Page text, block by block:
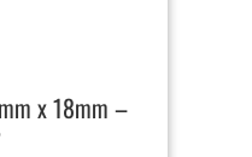
x 18mm –